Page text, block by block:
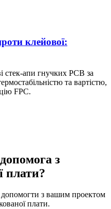
клейової:
стек-апи гнучких PCB за
та вартістю,
FPC.
з
плати?
з вашим проектом
плати.